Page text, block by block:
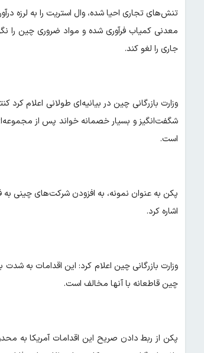
تنش‌های تجاری احیا شده، وال استریت را به لرزه
معدنی کمیاب فرآوری شده و مواد ضروری چین را
جاری را لغو کند.
وزارت بازرگانی چین در بیانیه‌ای طولانی اعلام
شگفت‌انگیز و بسیار خصمانه خواند پس از مجموعه‌ای
است.
پکن به عنوان نمونه، به افزودن شرکت‌های چینی
اشاره کرد.
وزارت بازرگانی چین اعلام کرد: این اقدامات به
چین قاطعانه با آنها مخالف است.
پکن از ربط دادن صریح این اقدامات آمریکا به